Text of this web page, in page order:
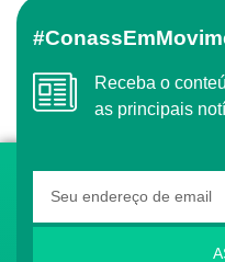
Receba o conteúdo semanal do Conass com
as principais